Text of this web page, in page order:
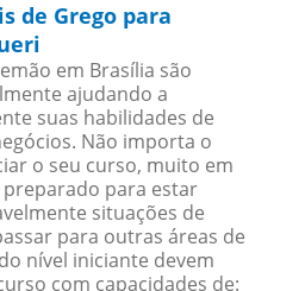
de Grego para
em Brasília são
ajudando a
suas habilidades de
Não importa o
o seu curso, muito em
para estar
situações de
para outras áreas de
nível iniciante devem
com capacidades de: